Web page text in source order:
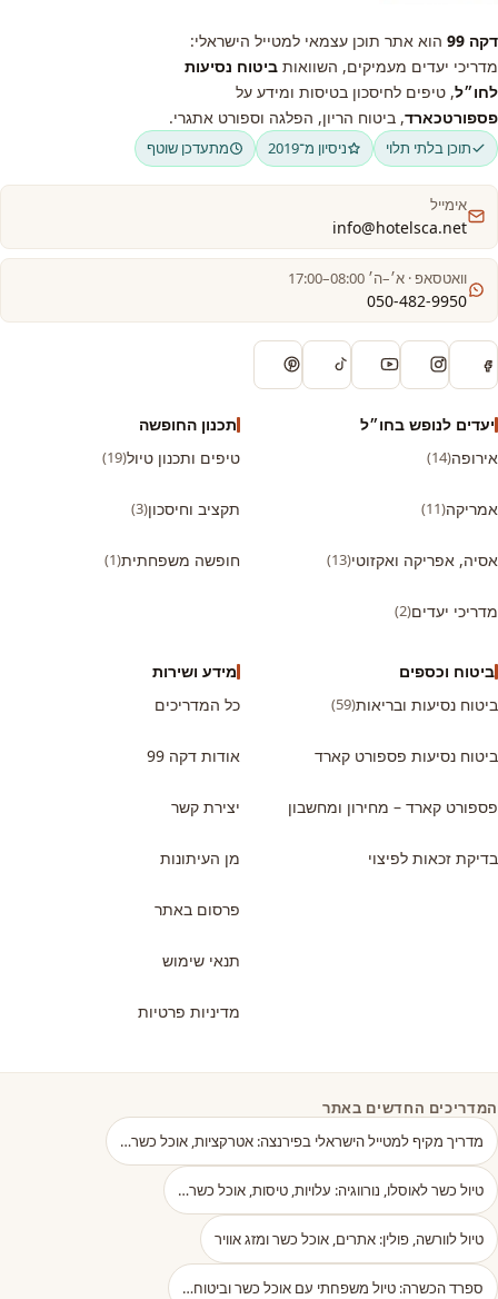
דקה 99
הוא אתר תוכן עצמאי למטייל הישראלי:
מדריכי יעדים מעמיקים, השוואות ביטוח נסיעות
לחו״ל, טיפים לחיסכון בטיסות ומידע על
פספורטכארד, ביטוח הריון, הפלגה וספורט אתגרי.
תוכן בלתי תלוי ניסיון מ־2019 מתעדכן שוטף
אימייל
info@hotelsca.net
וואטסאפ · א׳–ה׳ 08:00–17:00
050-482-9950
יעדים לנופש בחו״ל
אירופה(14)
אמריקה(11)
אסיה, אפריקה ואקזוטי(13)
מדריכי יעדים(2)
תכנון החופשה
טיפים ותכנון טיול(19)
תקציב וחיסכון(3)
חופשה משפחתית(1)
ביטוח וכספים
ביטוח נסיעות ובריאות(59)
ביטוח נסיעות פספורט קארד
פספורט קארד – מחירון ומחשבון
בדיקת זכאות לפיצוי
מידע ושירות
כל המדריכים
אודות דקה 99
יצירת קשר
מן העיתונות
פרסום באתר
תנאי שימוש
מדיניות פרטיות
המדריכים החדשים באתר
מדריך מקיף למטייל הישראלי בפירנצה: אטרקציות, אוכל כשר…
טיול כשר לאוסלו, נורווגיה: עלויות, טיסות, אוכל כשר…
טיול לוורשה, פולין: אתרים, אוכל כשר ומזג אוויר
ספרד הכשרה: טיול משפחתי עם אוכל כשר וביטוח…